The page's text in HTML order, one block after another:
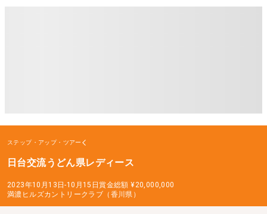
ステップ・アップ・ツアー
日台交流うどん県レディース
2023年10月13日-10月15日賞金総額 ¥20,000,000
満濃ヒルズカントリークラブ（香川県）